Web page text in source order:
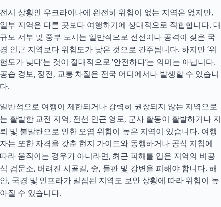
전시 상황인 우크라이나에 완전히 위험이 없는 지역은 없지만,
일부 지역은 다른 곳보다 여행하기에 상대적으로 적합합니다. 대
규모 서부 및 중부 도시는 일반적으로 전선이나 공격이 잦은 국
경 인근 지역보다 위험도가 낮은 것으로 간주됩니다. 하지만 ‘위
험도가 낮다’는 것이 절대적으로 ‘안전하다’는 의미는 아닙니다.
공습 경보, 정전, 교통 차질은 전국 어디에서나 발생할 수 있습니
다.
일반적으로 여행이 제한되거나 강력히 권장되지 않는 지역으로
는 활발한 교전 지역, 전선 인근 영토, 군사 활동이 활발하거나 지
뢰 및 불발탄으로 인한 오염 위험이 높은 지역이 있습니다. 여행
자는 또한 자격을 갖춘 현지 가이드와 동행하거나 공식 지침에
따라 움직이는 경우가 아니라면, 최근 피해를 입은 지역의 비공
식 검문소, 버려진 시골길, 숲, 들판 및 강변을 피해야 합니다. 해
안, 국경 및 인프라가 밀집된 지역도 보안 상황에 따라 위험이 높
아질 수 있습니다.